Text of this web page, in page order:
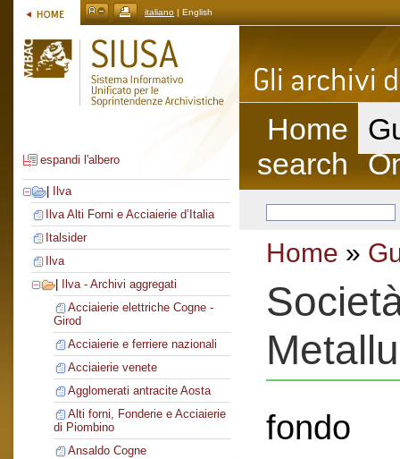
italiano | English
espandi l'albero
Ilva
Ilva Alti Forni e Acciaierie d’Italia
Italsider
Ilva
Ilva - Archivi aggregati
Acciaierie elettriche Cogne -
Girod
Acciaierie e ferriere nazionali
Acciaierie venete
Agglomerati antracite Aosta
Alti forni, Fonderie e Acciaierie
di Piombino
Ansaldo Cogne
Home
search
Home »
fondo